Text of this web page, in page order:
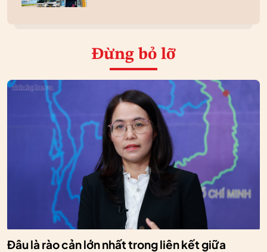
Đừng bỏ lỡ
Đâu là rào cản lớn nhất trong liên kết giữa